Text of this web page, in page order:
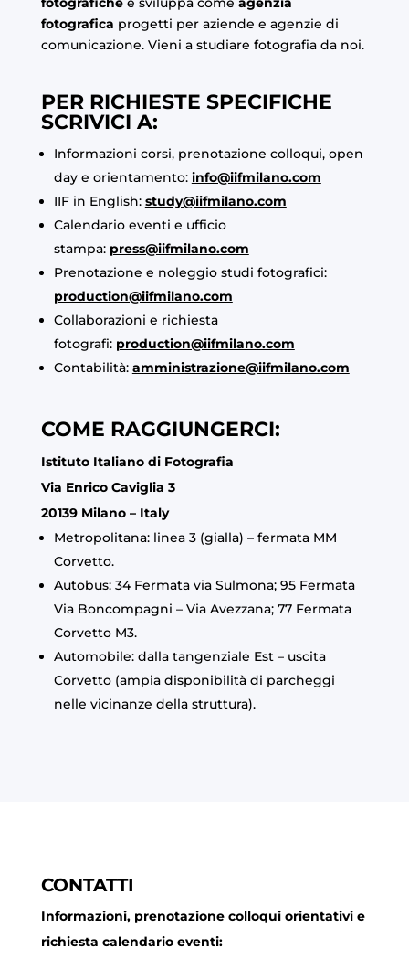
fotografica progetti per aziende e agenzie di
comunicazione. Vieni a studiare fotografia da noi.
PER RICHIESTE SPECIFICHE
SCRIVICI A:
Informazioni corsi, prenotazione colloqui, open
day e orientamento: info@iifmilano.com
IIF in English: study@iifmilano.com
Calendario eventi e ufficio
stampa: press@iifmilano.com
Prenotazione e noleggio studi fotografici:
production@iifmilano.com
Collaborazioni e richiesta
fotografi: production@iifmilano.com
Contabilità: amministrazione@iifmilano.com
COME RAGGIUNGERCI:
Istituto Italiano di Fotografia
Via Enrico Caviglia 3
20139 Milano – Italy
Metropolitana: linea 3 (gialla) – fermata MM
Corvetto.
Autobus: 34 Fermata via Sulmona; 95 Fermata
Via Boncompagni – Via Avezzana; 77 Fermata
Corvetto M3.
Automobile: dalla tangenziale Est – uscita
Corvetto (ampia disponibilità di parcheggi
nelle vicinanze della struttura).
CONTATTI
Informazioni, prenotazione colloqui orientativi e
richiesta calendario eventi: